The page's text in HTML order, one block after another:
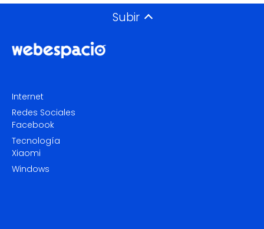
Subir
Internet
Redes Sociales
Facebook
Tecnología
Xiaomi
Windows